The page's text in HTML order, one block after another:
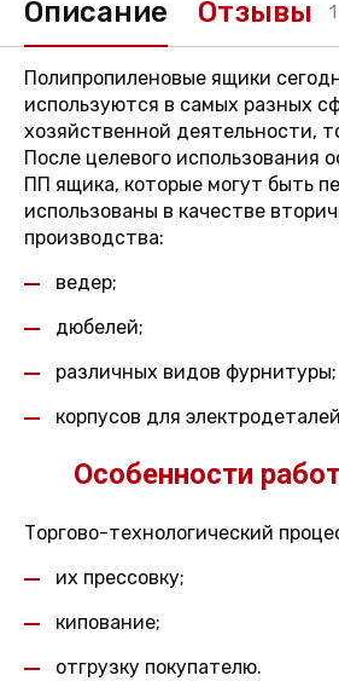
Описание Отзывы 1
Полипропиленовые ящики
используются в самых разных
хозяйственной деятельности,
После целевого использования
ПП ящика, которые могут быть
использованы в качестве
производства:
ведер;
дюбелей;
различных видов фурнитуры;
корпусов для
Особенности
Торгово-технологический
их прессовку;
кипование;
отгрузку покупателю.